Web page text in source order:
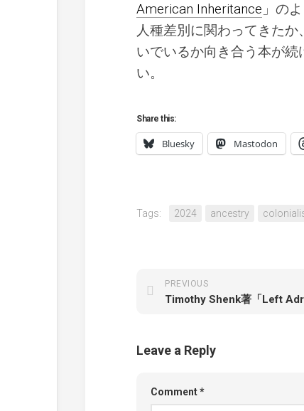
American Inheritance 」の
人種差別に関わってきた
いでいるか向き合う本が
い。
Share this:
Bluesky Mastodon
Tags: 2024 ancestry
PREVIOUS
Leave a Reply
Comment*